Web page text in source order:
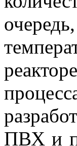
ПВХ и